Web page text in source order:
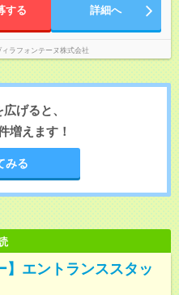
する 詳細へ
ラフォンテーヌ株式会社
げると、
増えます！
みる
】エントランススタッ